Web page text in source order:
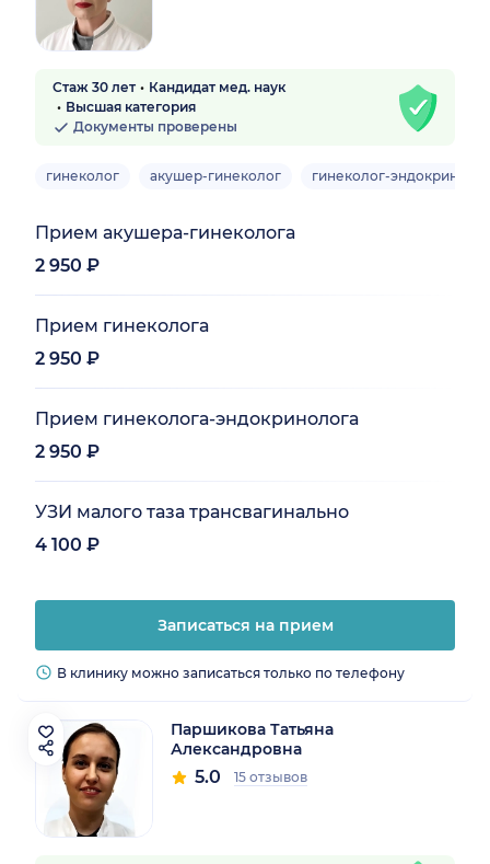
Стаж 30 лет
Кандидат мед. наук
Высшая категория
Документы проверены
гинеколог акушер-гинеколог гинеколог-эндокринолог
Прием акушера-гинеколога
2 950 ₽
Прием гинеколога
2 950 ₽
Прием гинеколога-эндокринолога
2 950 ₽
УЗИ малого таза трансвагинально
4 100 ₽
Записаться на прием
В клинику можно записаться только по телефону
Паршикова Татьяна
Александровна
5.0 15 отзывов